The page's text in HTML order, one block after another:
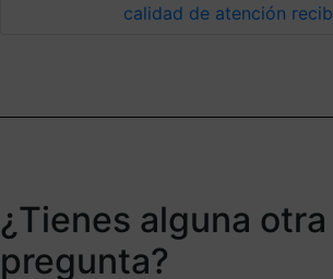
calidad de atención
¿Tienes alguna otra
pregunta?